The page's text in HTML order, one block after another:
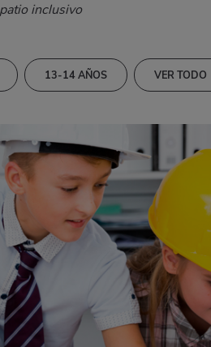
inclusivo
13-14 AÑOS VER TODO
MATEMÁTICAS